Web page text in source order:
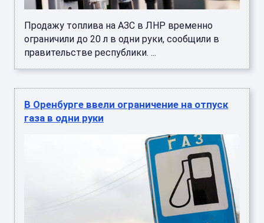
Продажу топлива на АЗС в ЛНР временно
ограничили до 20 л в одни руки, сообщили в
правительстве республики. ...
В Оренбурге ввели ограничение на отпуск
газа в одни руки